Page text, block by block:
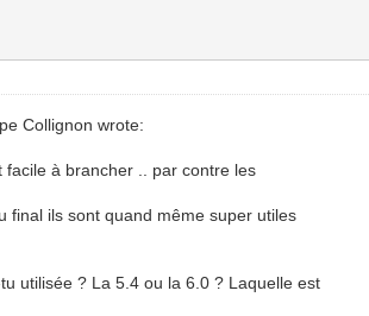
Collignon wrote:
à brancher .. par contre les
final ils sont quand même super utiles
utilisée ? La 5.4 ou la 6.0 ? Laquelle est